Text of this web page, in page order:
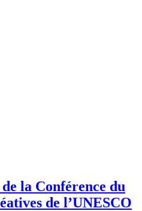
la Conférence du
de l’UNESCO